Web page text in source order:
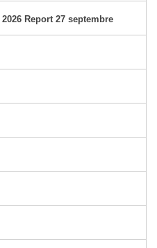
Report 27 septembre